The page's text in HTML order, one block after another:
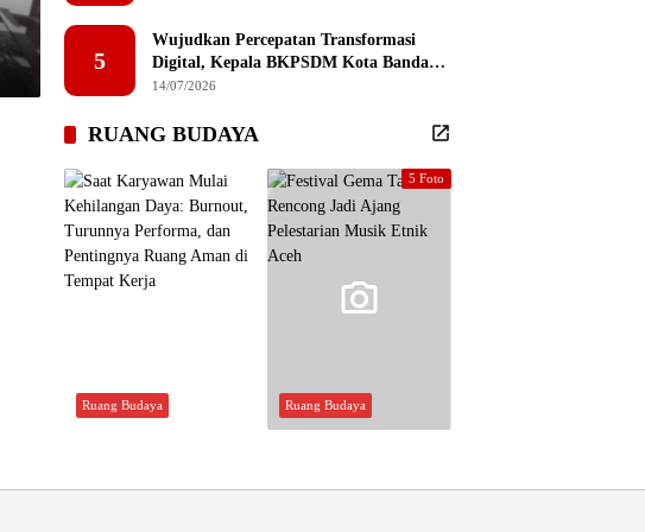
Selatan
5
Wujudkan Percepatan Transformasi
Digital, Kepala BKPSDM Kota Banda
Aceh Ajak ASN Manfaatkan Lemari
14/07/2026
RUANG BUDAYA
Ruang Budaya
5 Foto
Ruang Budaya